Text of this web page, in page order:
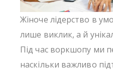
Жіноче лідерство в
лише виклик, а й
Під час воркшопу ми
наскільки важливо